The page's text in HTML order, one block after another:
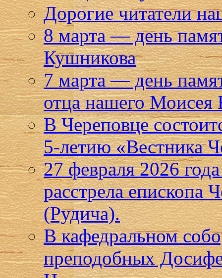
Дорогие читатели
8 марта — день
Кушникова
7 марта — день
отца нашего Моисея
В Череповце
5-летию «Вестника
27 февраля 2026
расстрела епископа
(Рудича).
В кафедральном
преподобных